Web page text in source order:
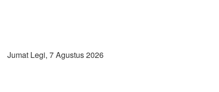
Jumat Legi, 7 Agustus 2026